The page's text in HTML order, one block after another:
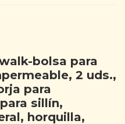
bolsa para
2 uds.,
para
sillín,
horquilla,